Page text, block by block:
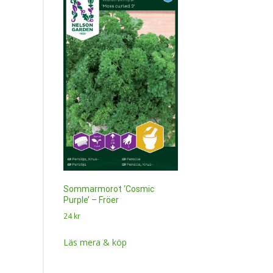
Sommarmorot ‘Cosmic
Purple’ – Fröer
24kr
Läs mera & köp